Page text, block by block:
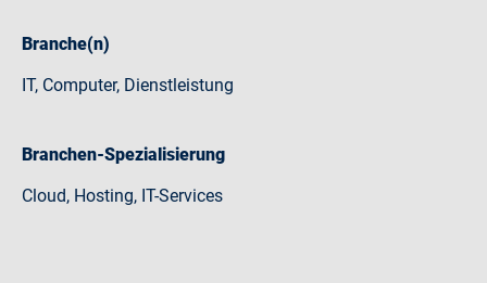
Branche(n)
IT, Computer, Dienstleistung
Branchen-Spezialisierung
Cloud, Hosting, IT-Services